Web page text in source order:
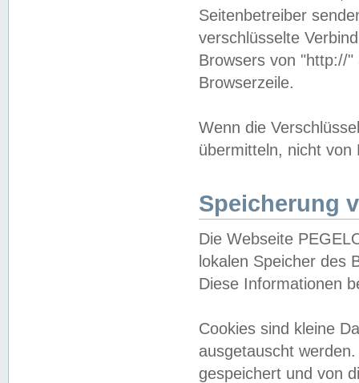
Seitenbetreiber
verschlüsselte
Browsers von "http://
Browserzeile.
Wenn die
übermitteln, nicht von
Speicherung
Die Webseite
lokalen Speicher des
Diese Informationen
Cookies sind kleine
ausgetauscht
gespeichert und von